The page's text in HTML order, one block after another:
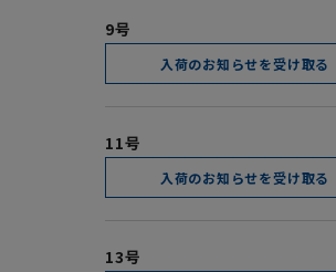
9号
入荷のお知らせを受け取る
11号
入荷のお知らせを受け取る
13号